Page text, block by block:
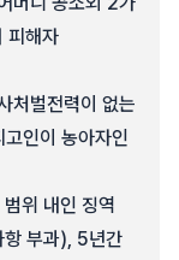
피해자
처벌전력이 없는
인이 농아자인
위 내인 징역
항 부과), 5년간